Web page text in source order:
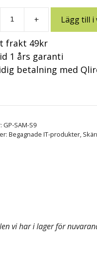
+ Lägg till
frakt 49kr
1 års garanti
betalning med
GP-SAM-S9
Begagnade IT-produkter,
vi har i lager för